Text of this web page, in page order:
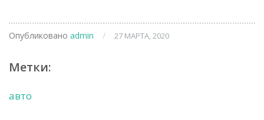
Опубликовано admin / 27 МАРТА, 2020
Метки:
авто